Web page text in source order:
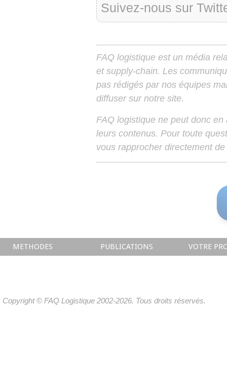
Suivez-nous sur
FAQ logistique est un média
et supply-chain. Les
pas rédigés par nos équipes
diffuser sur notre site.
FAQ logistique ne peut donc
leurs contenus. Pour toute
vous rapprocher directement
METHODES PUBLICATIONS VOTRE
Copyright © FAQ Logistique 2002-2026. Tous droits réservés.